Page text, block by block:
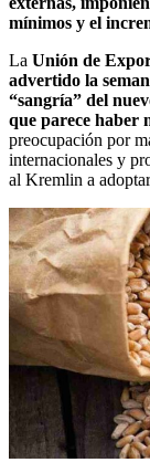
mínimos y el
La Unión de
advertido la
“sangría” del
que parece haber
preocupación por
internacionales y
al Kremlin a